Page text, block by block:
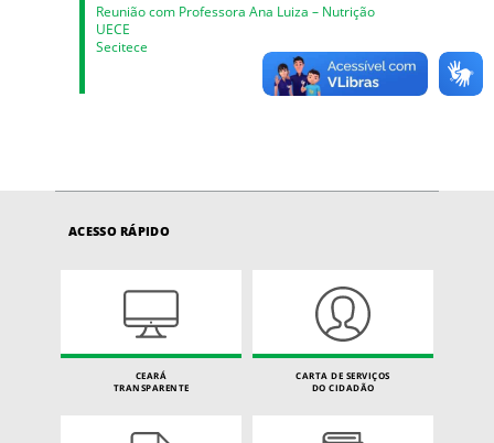
Reunião com Professora Ana Luiza – Nutrição
UECE
Secitece
ACESSO RÁPIDO
CEARÁ
TRANSPARENTE
CARTA DE SERVIÇOS
DO CIDADÃO